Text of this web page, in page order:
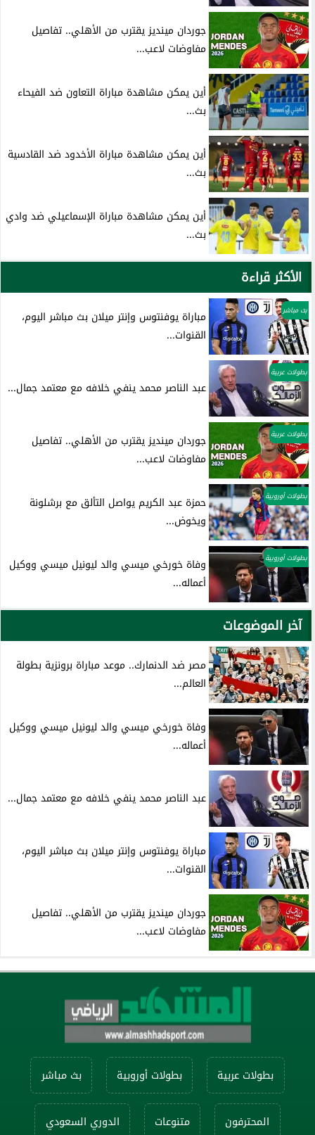
جوردان مينديز يقترب من الأهلي.. تفاصيل
مفاوضات لاعب...
أين يمكن مشاهدة مباراة التعاون ضد الفيحاء
بث...
أين يمكن مشاهدة مباراة الأخدود ضد القادسية
بث...
أين يمكن مشاهدة مباراة الإسماعيلي ضد وادي
بث...
الأكثر قراءة
بث مباشر
مباراة يوفنتوس وإنتر ميلان بث مباشر اليوم،
القنوات...
بطولات عربية
عبد الناصر محمد ينفي خلافه مع معتمد جمال...
بطولات عربية
جوردان مينديز يقترب من الأهلي.. تفاصيل
مفاوضات لاعب...
بطولات أوروبية
حمزة عبد الكريم يواصل التألق مع برشلونة
ويخوض...
بطولات أوروبية
وفاة خورخي ميسي والد ليونيل ميسي ووكيل
أعماله...
آخر الموضوعات
مصر ضد الدنمارك.. موعد مباراة برونزية بطولة
العالم...
وفاة خورخي ميسي والد ليونيل ميسي ووكيل
أعماله...
عبد الناصر محمد ينفي خلافه مع معتمد جمال...
مباراة يوفنتوس وإنتر ميلان بث مباشر اليوم،
القنوات...
جوردان مينديز يقترب من الأهلي.. تفاصيل
مفاوضات لاعب...
بطولات عربية بطولات أوروبية بث مباشر
المحترفون متنوعات الدوري السعودي